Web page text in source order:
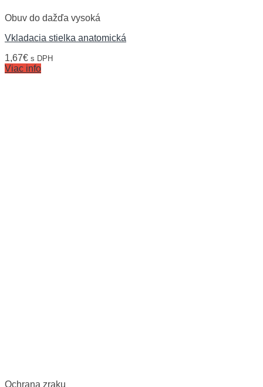
Obuv do dažďa vysoká
Vkladacia stielka anatomická
1,67€ s DPH
Viac info
Ochrana zraku